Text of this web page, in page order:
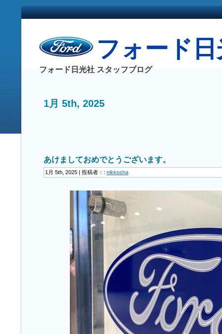
フォード
フォード日光社 スタッフブログ
1月 5th, 2025
あけましておめでとうございます。
1月 5th, 2025 | 投稿者：: nikkosha